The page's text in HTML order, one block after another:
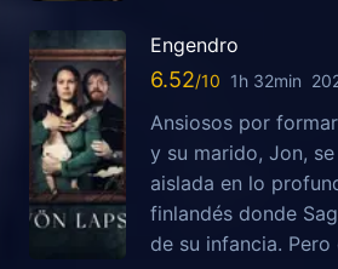
Engendro
6.52 1h 32min
Ansiosos por
y su marido, Jon,
aislada en lo
finlandés donde
de su infancia.